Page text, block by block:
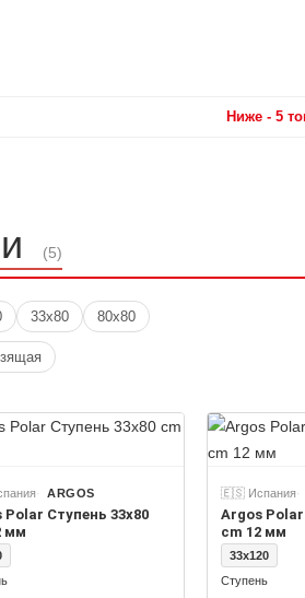
Ниже - 5
(5)
33x80 80x80
ARGOS
Polar Ступень 33x80
мм
🇪🇸 Испания
Argos Polar
cm 12 мм
33x120
Ступень